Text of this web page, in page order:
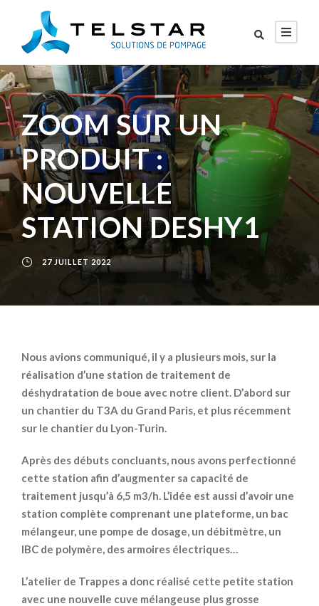
ZOOM SUR UN
PRODUIT :
NOUVELLE
STATION DESHY1
27 JUILLET 2022
Nous avions communiqué, il y a plusieurs mois, sur la
réalisation d’une station de traitement de
déshydratation de boue avec notre client. D’abord sur
un chantier du T3A du Grand Paris, et plus récemment
sur le chantier du Lyon-Turin.
Après des débuts concluants, nous avons perfectionné
cette station afin d’augmenter sa capacité de
traitement jusqu’à 6,5 m3/h. L’idée est aussi d’avoir une
station complète comprenant une plateforme, un bac
mélangeur, une pompe de dosage, un débitmètre, un
IBC de polymère, des armoires électriques…
L’atelier de Trappes a donc réalisé cette petite station
avec une nouvelle cuve mélangeuse plus grosse